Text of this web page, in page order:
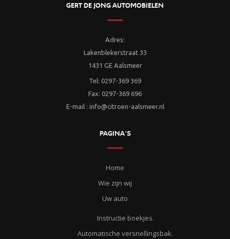
GERT DE JONG AUTOMOBIELEN
Adres:
Lakenblekerstraat 33
1431 GE Aalsmeer
Tel: 0297-369 369
Fax: 0297-369 696
E-mail : info@citroen-aalsmeer.nl
PAGINA’S
Home
Wie zijn wij
Uw auto
Instructie boekjes.
Automatische versnellingsbak.